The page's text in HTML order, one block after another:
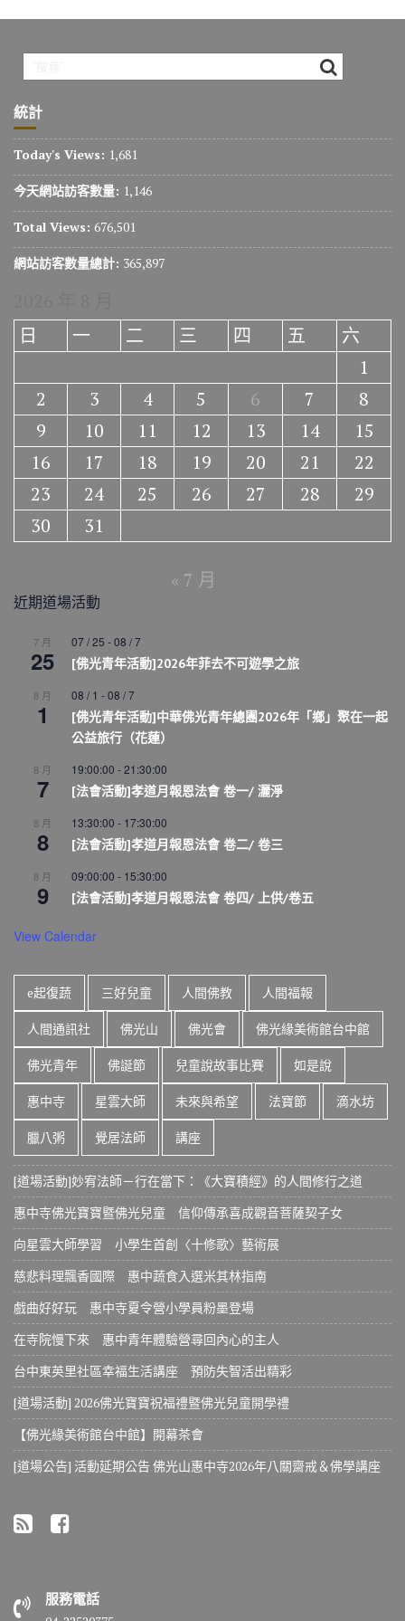
統計
Today's Views: 1,681
今天網站訪客數量: 1,146
Total Views: 676,501
網站訪客數量總計: 365,897
日
一 二 三 四 五
六
1
2
3 4 5 6 7
8
9
10 11 12 13 14
15
16
17 18 19 20 21
22
23
24 25 26 27 28
29
30
31
« 7 月
近期道場活動
7 月
25
07 / 25 -08 / 7
[佛光青年活動]2026年菲去不可遊學之旅
8 月
1
08 / 1 -08 / 7
[佛光青年活動]中華佛光青年總團2026年「鄉」聚在一起
公益旅行（花蓮）
8 月
7
19:00:00 -21:30:00
[法會活動]孝道月報恩法會 卷一/ 灑淨
8 月
8
13:30:00 - 17:30:00
[法會活動]孝道月報恩法會 卷二/ 卷三
8 月
9
09:00:00 - 15:30:00
[法會活動]孝道月報恩法會 卷四/ 上供/卷五
View Calendar
e起復蔬 三好兒童 人間佛教 人間福報
人間通訊社 佛光山 佛光會 佛光緣美術館台中館
佛光青年 佛誕節 兒童說故事比賽 如是說
惠中寺 星雲大師 未來與希望 法寶節 滴水坊
臘八粥 覺居法師 講座
[道場活動]妙宥法師－行在當下：《大寶積經》的人間修行之道
惠中寺佛光寶寶暨佛光兒童 信仰傳承喜成觀音菩薩契子女
向星雲大師學習 小學生首創〈十修歌〉藝術展
慈悲料理飄香國際 惠中蔬食入選米其林指南
戲曲好好玩 惠中寺夏令營小學員粉墨登場
在寺院慢下來 惠中青年體驗營尋回內心的主人
台中東英里社區幸福生活講座 預防失智活出精彩
[道場活動] 2026佛光寶寶祝福禮暨佛光兒童開學禮
【佛光緣美術館台中館】開幕茶會
[道場公告] 活動延期公告 佛光山惠中寺2026年八關齋戒＆佛學講座
服務電話